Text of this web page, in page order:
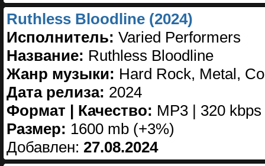
Ruthless Bloodline (2024)
Исполнитель: Varied Performers
Название: Ruthless Bloodline
Жанр музыки: Hard Rock, Metal,
Дата релиза: 2024
Формат | Качество: MP3 | 320 kbps
Размер: 1600 mb (+3%)
Добавлен: 27.08.2024